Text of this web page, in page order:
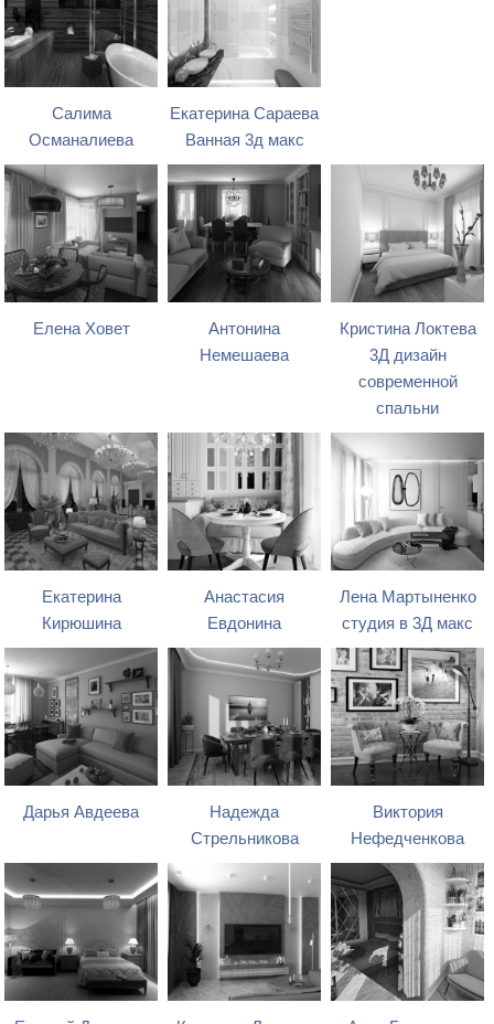
Салима
Османалиева
Екатерина Сараева
Ванная 3д макс
Елена Ховет
Антонина
Немешаева
Кристина Локтева
3Д дизайн
современной
спальни
Екатерина
Кирюшина
Анастасия
Евдонина
Лена Мартыненко
студия в 3Д макс
Дарья Авдеева
Надежда
Стрельникова
Виктория
Нефедченкова